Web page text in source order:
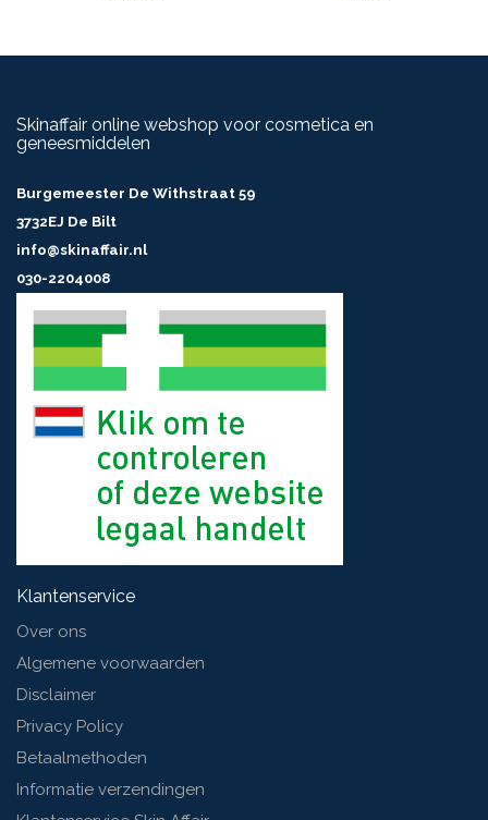
Skinaffair online webshop voor cosmetica en
geneesmiddelen
Burgemeester De Withstraat 59
3732EJ De Bilt
info@skinaffair.nl
030-2204008
Klantenservice
Over ons
Algemene voorwaarden
Disclaimer
Privacy Policy
Betaalmethoden
Informatie verzendingen